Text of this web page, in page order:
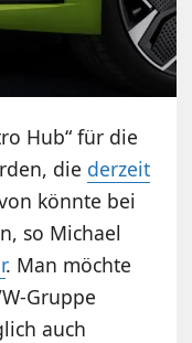
Hub“ für die
die derzeit
könnte bei
so Michael
. Man möchte
Gruppe
auch